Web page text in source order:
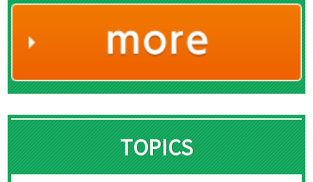
TOPICS